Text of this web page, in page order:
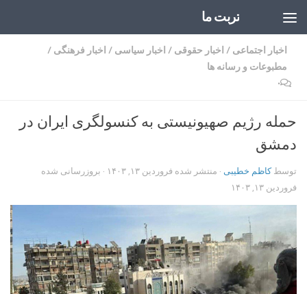
تربت ما
اخبار اجتماعی / اخبار حقوقی / اخبار سیاسی / اخبار فرهنگی /
مطبوعات و رسانه ها
۰
حمله رژیم صهیونیستی به کنسولگری ایران در
دمشق
توسطکاظم خطیبی · منتشر شده فروردین ۱۳, ۱۴۰۳
· بروزرسانی شده
فروردین ۱۳, ۱۴۰۳